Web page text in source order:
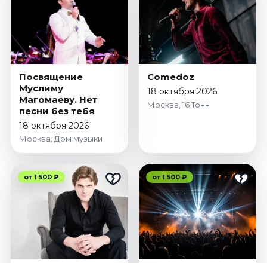
Посвящение
Муслиму
Магомаеву. Нет
песни без тебя
18 октября 2026
Москва, Дом музыки
Comedoz
18 октября 2026
Москва, 16 Тонн
от 1 500 ₽ от 1 500 ₽